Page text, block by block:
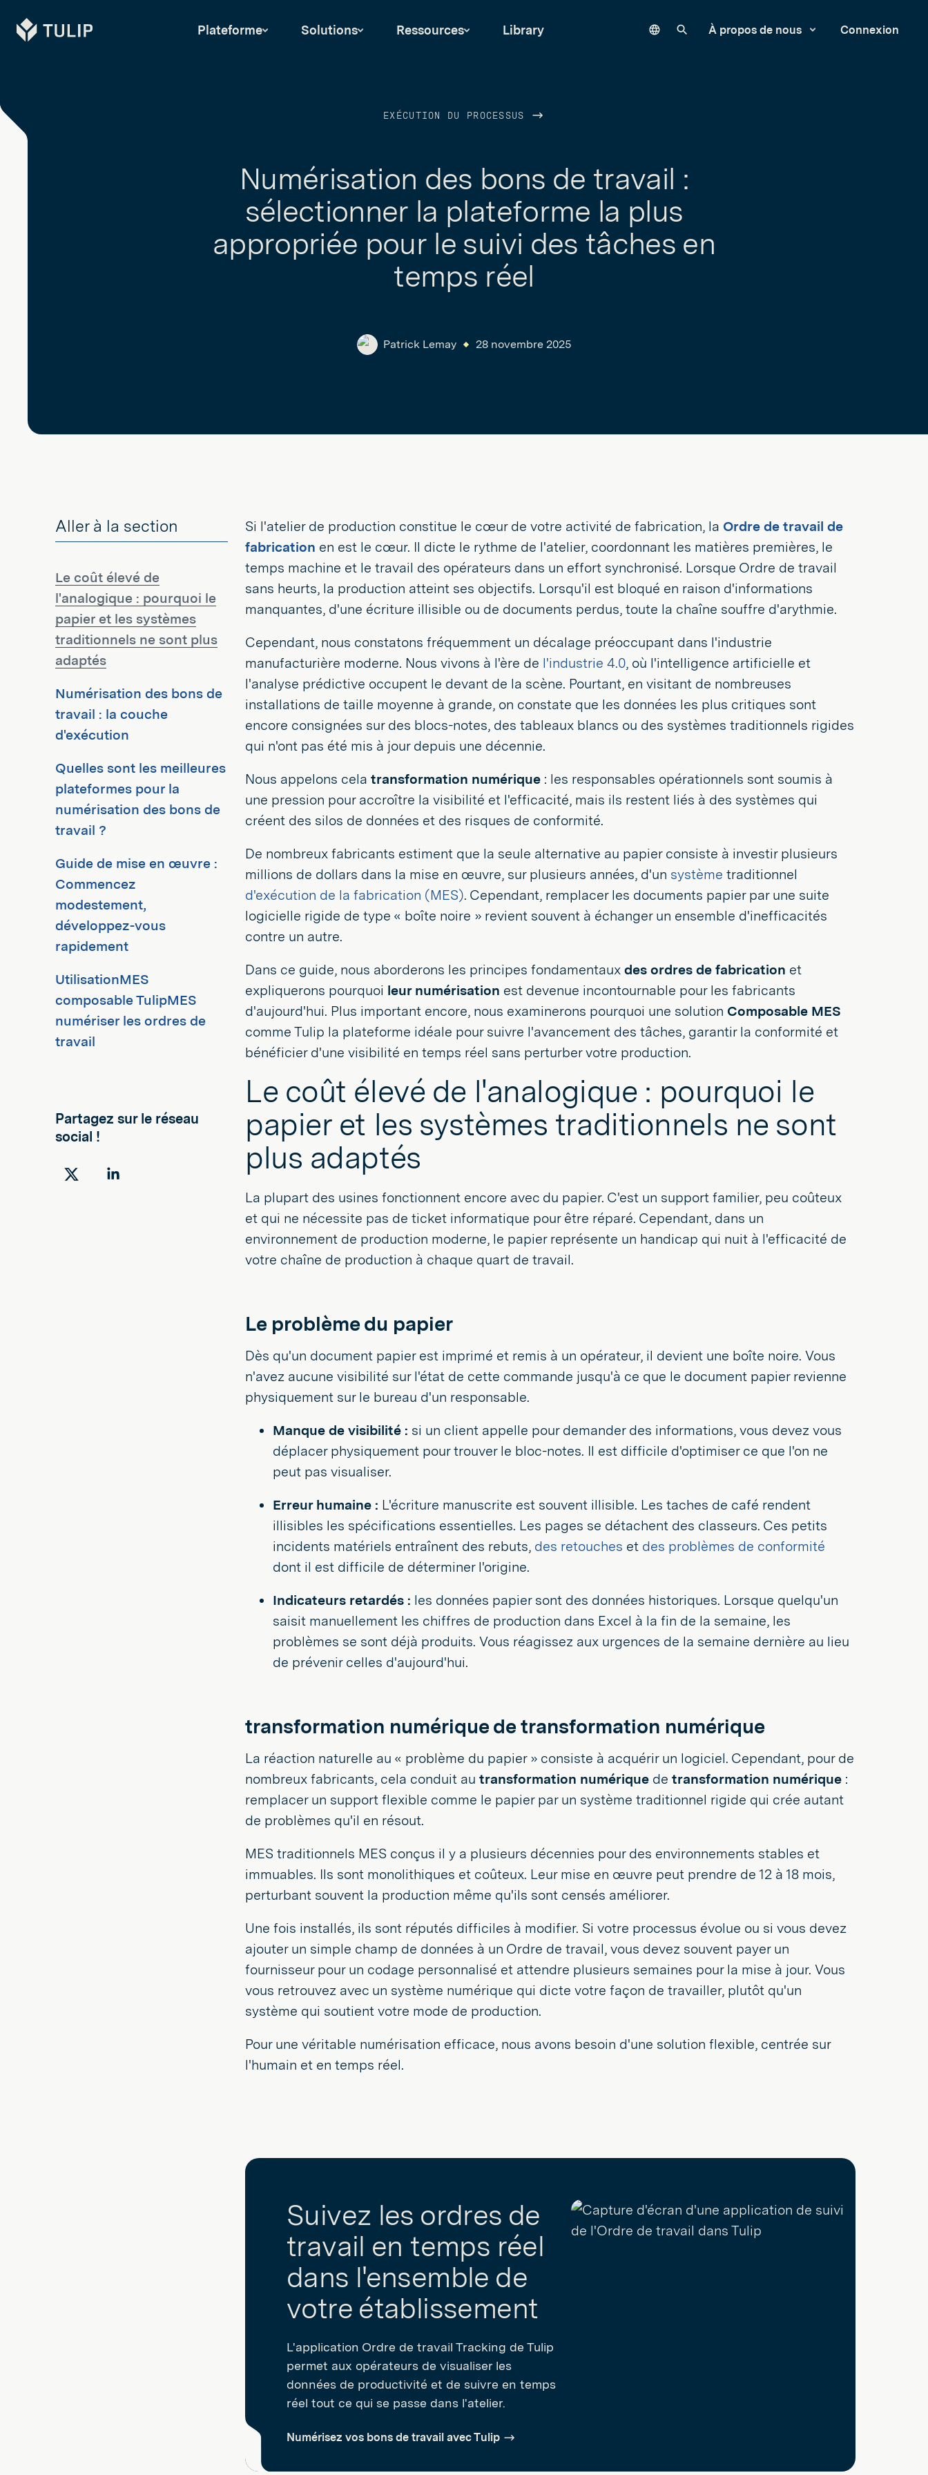
Tulip Plateforme Solutions Ressources Library LanguageRechercher sur notre site
À propos de nous Connexion
EXÉCUTION DU PROCESSUS
Numérisation des bons de travail :
sélectionner la plateforme la plus
appropriée pour le suivi des tâches en
temps réel
Patrick Lemay 28 novembre 2025
Aller à la section
Le coût élevé de
l'analogique : pourquoi le
papier et les systèmes
traditionnels ne sont plus
adaptés
Numérisation des bons de
travail : la couche
d'exécution
Quelles sont les meilleures
plateformes pour la
numérisation des bons de
travail ?
Guide de mise en œuvre :
Commencez
modestement,
développez-vous
rapidement
UtilisationMES
composable TulipMES
numériser les ordres de
travail
Partagez sur le réseau
social !
PartagerPartager
Si l'atelier de production constitue le cœur de votre activité de fabrication, la Ordre de travail de
fabrication en est le cœur. Il dicte le rythme de l'atelier, coordonnant les matières premières, le
temps machine et le travail des opérateurs dans un effort synchronisé. Lorsque Ordre de travail
sans heurts, la production atteint ses objectifs. Lorsqu'il est bloqué en raison d'informations
manquantes, d'une écriture illisible ou de documents perdus, toute la chaîne souffre d'arythmie.
Cependant, nous constatons fréquemment un décalage préoccupant dans l'industrie
manufacturière moderne. Nous vivons à l'ère de l'industrie 4.0, où l'intelligence artificielle et
l'analyse prédictive occupent le devant de la scène. Pourtant, en visitant de nombreuses
installations de taille moyenne à grande, on constate que les données les plus critiques sont
encore consignées sur des blocs-notes, des tableaux blancs ou des systèmes traditionnels rigides
qui n'ont pas été mis à jour depuis une décennie.
Nous appelons cela transformation numérique : les responsables opérationnels sont soumis à
une pression pour accroître la visibilité et l'efficacité, mais ils restent liés à des systèmes qui
créent des silos de données et des risques de conformité.
De nombreux fabricants estiment que la seule alternative au papier consiste à investir plusieurs
millions de dollars dans la mise en œuvre, sur plusieurs années, d'un système traditionnel
d'exécution de la fabrication (MES). Cependant, remplacer les documents papier par une suite
logicielle rigide de type « boîte noire » revient souvent à échanger un ensemble d'inefficacités
contre un autre.
Dans ce guide, nous aborderons les principes fondamentaux des ordres de fabrication et
expliquerons pourquoi leur numérisation est devenue incontournable pour les fabricants
d'aujourd'hui. Plus important encore, nous examinerons pourquoi une solution Composable MES
comme Tulip la plateforme idéale pour suivre l'avancement des tâches, garantir la conformité et
bénéficier d'une visibilité en temps réel sans perturber votre production.
Le coût élevé de l'analogique : pourquoi le
papier et les systèmes traditionnels ne sont
plus adaptés
La plupart des usines fonctionnent encore avec du papier. C'est un support familier, peu coûteux
et qui ne nécessite pas de ticket informatique pour être réparé. Cependant, dans un
environnement de production moderne, le papier représente un handicap qui nuit à l'efficacité de
votre chaîne de production à chaque quart de travail.
Le problème du papier
Dès qu'un document papier est imprimé et remis à un opérateur, il devient une boîte noire. Vous
n'avez aucune visibilité sur l'état de cette commande jusqu'à ce que le document papier revienne
physiquement sur le bureau d'un responsable.
Manque de visibilité : si un client appelle pour demander des informations, vous devez vous
déplacer physiquement pour trouver le bloc-notes. Il est difficile d'optimiser ce que l'on ne
peut pas visualiser.
Erreur humaine : L'écriture manuscrite est souvent illisible. Les taches de café rendent
illisibles les spécifications essentielles. Les pages se détachent des classeurs. Ces petits
incidents matériels entraînent des rebuts, des retouches et des problèmes de conformité
dont il est difficile de déterminer l'origine.
Indicateurs retardés : les données papier sont des données historiques. Lorsque quelqu'un
saisit manuellement les chiffres de production dans Excel à la fin de la semaine, les
problèmes se sont déjà produits. Vous réagissez aux urgences de la semaine dernière au lieu
de prévenir celles d'aujourd'hui.
transformation numérique de transformation numérique
La réaction naturelle au « problème du papier » consiste à acquérir un logiciel. Cependant, pour de
nombreux fabricants, cela conduit au transformation numérique de transformation numérique :
remplacer un support flexible comme le papier par un système traditionnel rigide qui crée autant
de problèmes qu'il en résout.
MES traditionnels MES conçus il y a plusieurs décennies pour des environnements stables et
immuables. Ils sont monolithiques et coûteux. Leur mise en œuvre peut prendre de 12 à 18 mois,
perturbant souvent la production même qu'ils sont censés améliorer.
Une fois installés, ils sont réputés difficiles à modifier. Si votre processus évolue ou si vous devez
ajouter un simple champ de données à un Ordre de travail, vous devez souvent payer un
fournisseur pour un codage personnalisé et attendre plusieurs semaines pour la mise à jour. Vous
vous retrouvez avec un système numérique qui dicte votre façon de travailler, plutôt qu'un
système qui soutient votre mode de production.
Pour une véritable numérisation efficace, nous avons besoin d'une solution flexible, centrée sur
l'humain et en temps réel.
Suivez les ordres de
travail en temps réel
dans l'ensemble de
votre établissement
L'application Ordre de travail Tracking de Tulip
permet aux opérateurs de visualiser les
données de productivité et de suivre en temps
réel tout ce qui se passe dans l'atelier.
Numérisez vos bons de travail avec Tulip